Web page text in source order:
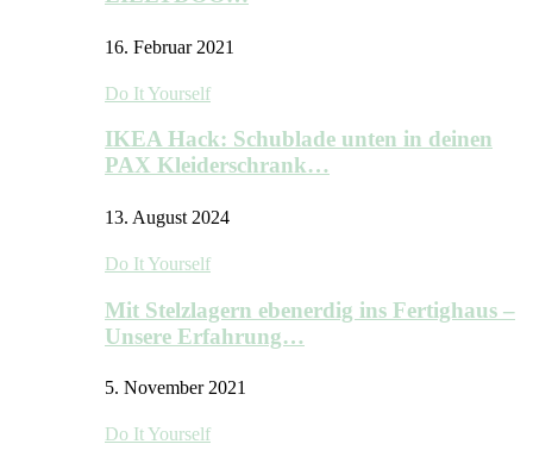
16. Februar 2021
Do It Yourself
IKEA Hack: Schublade unten in deinen
PAX Kleiderschrank…
13. August 2024
Do It Yourself
Mit Stelzlagern ebenerdig ins Fertighaus –
Unsere Erfahrung…
5. November 2021
Do It Yourself